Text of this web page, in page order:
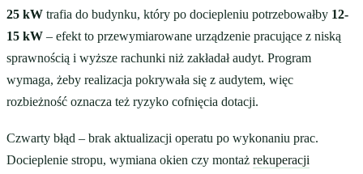
25 kW trafia do budynku, który po dociepleniu potrzebowałby 12-
15 kW – efekt to przewymiarowane urządzenie pracujące z niską
sprawnością i wyższe rachunki niż zakładał audyt. Program
wymaga, żeby realizacja pokrywała się z audytem, więc
rozbieżność oznacza też ryzyko cofnięcia dotacji.
Czwarty błąd – brak aktualizacji operatu po wykonaniu prac.
Docieplenie stropu, wymiana okien czy montaż rekuperacji